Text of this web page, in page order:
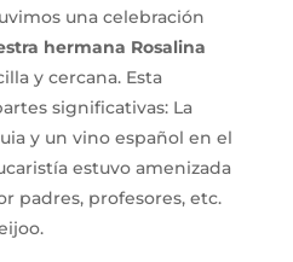
una celebración
hermana Rosalina
y cercana. Esta
significativas: La
y un vino español en el
estuvo amenizada
padres, profesores, etc.